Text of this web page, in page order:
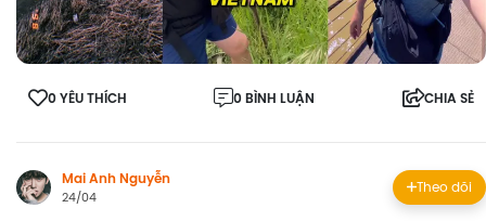
0 YÊU THÍCH 0 BÌNH LUẬN CHIA SẺ
Mai Anh Nguyễn
24/04
Theo dõi